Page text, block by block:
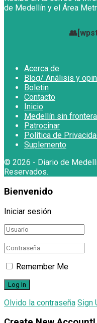
de Medellín y el Área
Acerca de
Blog/ Análisis y
Boletin
Contacto
Inicio
Medellín sin
Patrocinar
Política de
Suplemento
© 2026 - Diario de
Reservados.
Bienvenido
Iniciar sesión
Remember Me
Olvido la contraseña Sign